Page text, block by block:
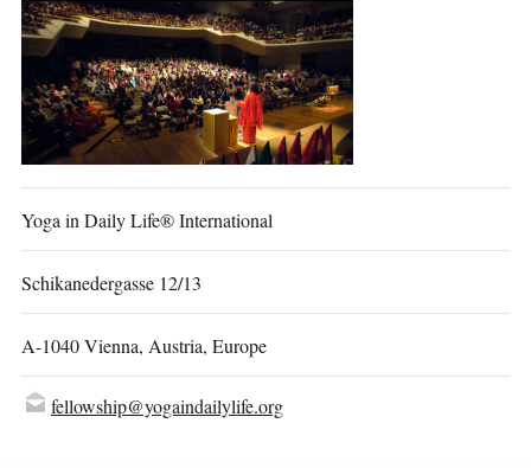
Yoga in Daily Life® International
Schikanedergasse 12/13
A-1040 Vienna, Austria, Europe
fellowship@yogaindailylife.org